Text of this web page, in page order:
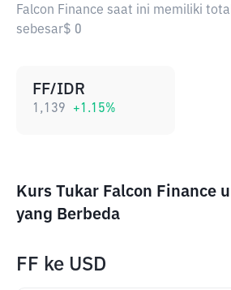
Falcon Finance saat ini memiliki
sebesar$ 0
FF/IDR
1,139 +1.15%
Kurs Tukar Falcon Finance
yang Berbeda
FF ke USD